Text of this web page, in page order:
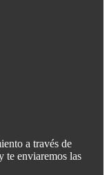
a través de
te enviaremos las